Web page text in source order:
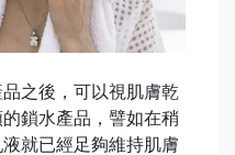
之後，可以視肌膚乾
鎖水產品，譬如在稍
就已經足夠維持肌膚